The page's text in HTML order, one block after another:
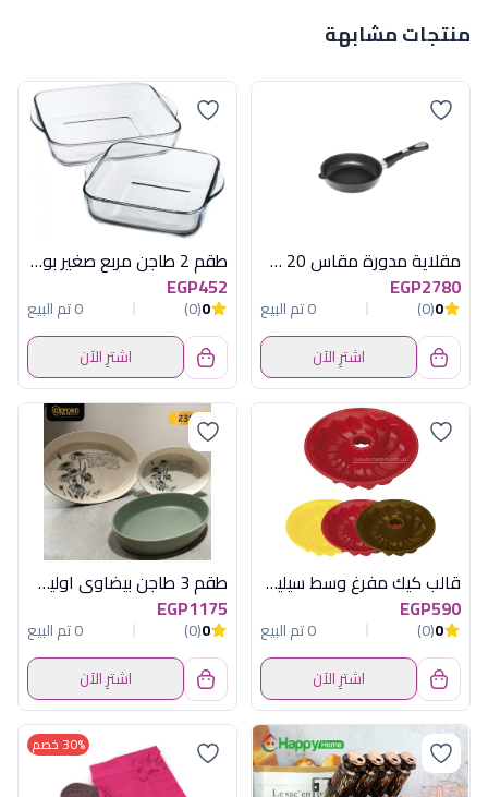
منتجات مشابهة
مقلاية مدورة مقاس 20 سم تيتانيوم إي إم تي (AMT - 20cm Round Titanium Pan)
EGP2780
0
(0)
0 تم البيع
اشترِ الآن
طقم 2 طاجن مربع صغير بورجام باشابتشى
EGP452
0
(0)
0 تم البيع
اشترِ الآن
قالب كيك مفرغ وسط سيليكون توسكوما
EGP590
0
(0)
0 تم البيع
اشترِ الآن
طقم 3 طاجن بيضاوى اوليف أكسفورد - كود 23865
EGP1175
0
(0)
0 تم البيع
اشترِ الآن
30% خصم